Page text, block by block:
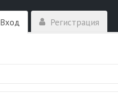
Вход Регистрация